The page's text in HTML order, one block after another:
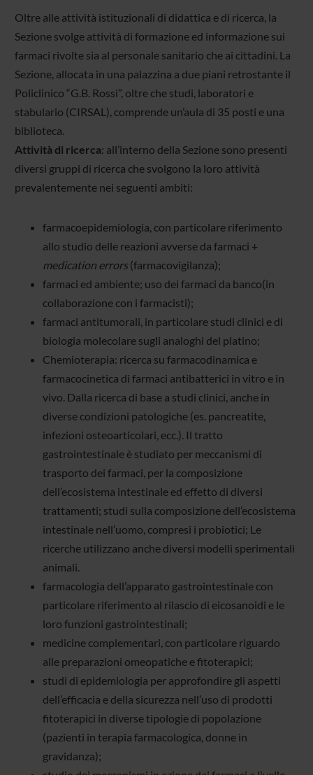
Oltre alle attività istituzionali di didattica e di ricerca, la
Sezione svolge attività di formazione ed informazione sui
farmaci rivolte sia al personale sanitario che ai cittadini. La
Sezione, allocata in una palazzina a due piani retrostante il
Policlinico “G.B. Rossi”, oltre che studi, laboratori e
stabulario (CIRSAL), comprende un’aula di 35 posti e una
biblioteca.
Attività di ricerca: all’interno della Sezione sono presenti
diversi gruppi di ricerca che svolgono la loro attività
prevalentemente nei seguenti ambiti:
farmacoepidemiologia, con particolare riferimento
allo studio delle reazioni avverse da farmaci +
medication errors(farmacovigilanza);
farmaci ed ambiente; uso dei farmaci da banco(in
collaborazione con i farmacisti);
farmaci antitumorali, in particolare studi clinici e di
biologia molecolare sugli analoghi del platino;
Chemioterapia: ricerca su farmacodinamica e
farmacocinetica di farmaci antibatterici in vitro e in
vivo. Dalla ricerca di base a studi clinici, anche in
diverse condizioni patologiche (es. pancreatite,
infezioni osteoarticolari, ecc.). Il tratto
gastrointestinale è studiato per meccanismi di
trasporto dei farmaci, per la composizione
dell’ecosistema intestinale ed effetto di diversi
trattamenti; studi sulla composizione dell’ecosistema
intestinale nell’uomo, compresi i probiotici; Le
ricerche utilizzano anche diversi modelli sperimentali
animali.
farmacologia dell’apparato gastrointestinale con
particolare riferimento al rilascio di eicosanoidi e le
loro funzioni gastrointestinali;
medicine complementari, con particolare riguardo
alle preparazioni omeopatiche e fitoterapici;
studi di epidemiologia per approfondire gli aspetti
dell’efficacia e della sicurezza nell’uso di prodotti
fitoterapici in diverse tipologie di popolazione
(pazienti in terapia farmacologica, donne in
gravidanza);